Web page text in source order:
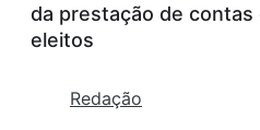
da prestação de
eleitos
Redação